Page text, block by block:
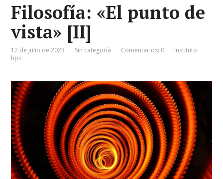
Filosofía: «El punto de
vista» [II]
12 de julio de 2023 Sin categoría Comentarios: 0
Instituto
hps